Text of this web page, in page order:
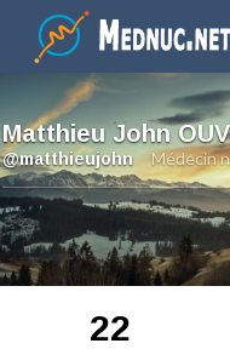
du contenu
Matthieu John
@matthieujohn Médecin
22